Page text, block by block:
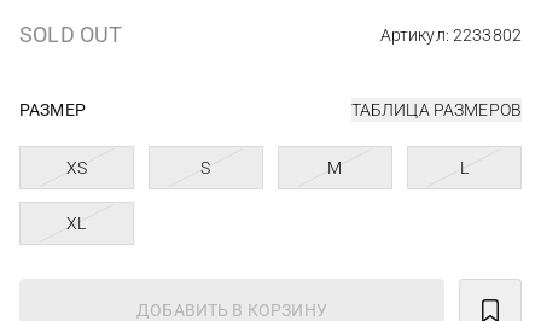
SOLD OUT Артикул: 2233802
РАЗМЕР ТАБЛИЦА РАЗМЕРОВ
XS S M L
XL
ДОБАВИТЬ В КОРЗИНУ